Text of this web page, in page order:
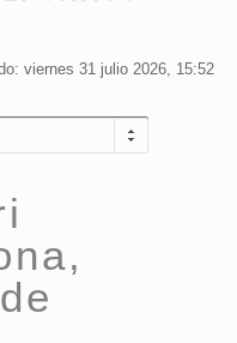
viernes 31 julio 2026, 15:52